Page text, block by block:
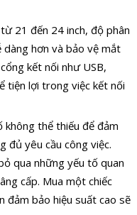
21 đến 24 inch, độ phân
dàng hơn và bảo vệ mắt
kết nối như USB,
tiện lợi trong việc kết nối
không thể thiếu để đảm
đủ yêu cầu công việc.
qua những yếu tố quan
cấp. Mua một chiếc
đảm bảo hiệu suất cao sẽ